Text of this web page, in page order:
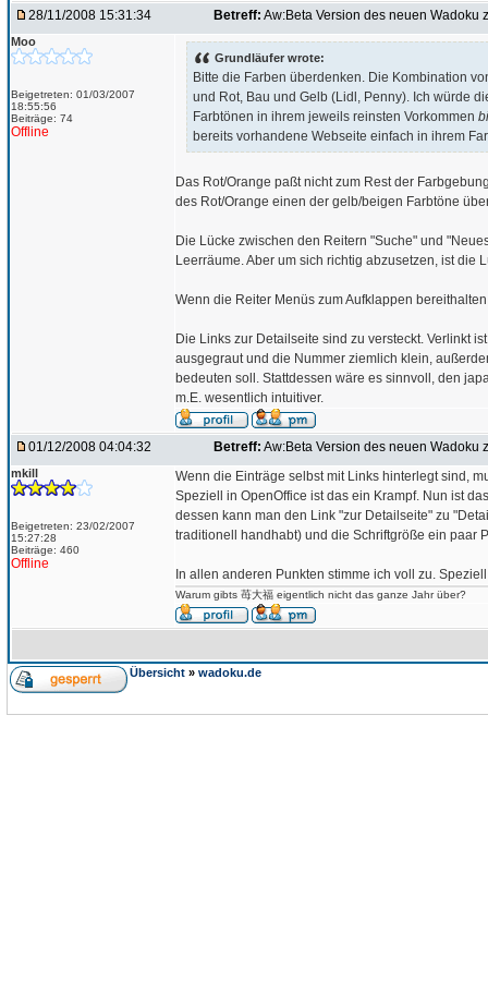
28/11/2008 15:31:34 Betreff: Aw:Beta Version des neuen Wadoku
Moo
Beigetreten: 01/03/2007
18:55:56
Beiträge: 74
Offline
Grundläufer wrote:
Bitte die Farben überdenken. Die Kombination
und Rot, Bau und Gelb (Lidl, Penny). Ich würde
Farbtönen in ihrem jeweils reinsten Vorkommen
bereits vorhandene Webseite einfach in ihrem
Das Rot/Orange paßt nicht zum Rest der
des Rot/Orange einen der gelb/beigen Farbtöne
Die Lücke zwischen den Reitern "Suche" und
Leerräume. Aber um sich richtig abzusetzen, ist die
Wenn die Reiter Menüs zum Aufklappen
Die Links zur Detailseite sind zu versteckt. Verlinkt
ausgegraut und die Nummer ziemlich klein,
bedeuten soll. Stattdessen wäre es sinnvoll, den
m.E. wesentlich intuitiver.
01/12/2008 04:04:32 Betreff: Aw:Beta Version des neuen Wadoku
mkill
Beigetreten: 23/02/2007
15:27:28
Beiträge: 460
Offline
Wenn die Einträge selbst mit Links hinterlegt sind,
Speziell in OpenOffice ist das ein Krampf. Nun ist
dessen kann man den Link "zur Detailseite" zu
traditionell handhabt) und die Schriftgröße ein paar
In allen anderen Punkten stimme ich voll zu.
Warum gibts 苺大福 eigentlich nicht das ganze Jahr über?
Übersicht » wadoku.de